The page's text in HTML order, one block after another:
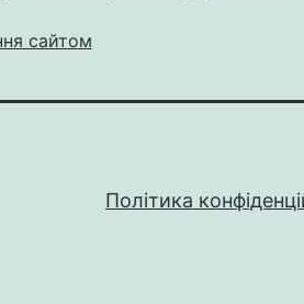
сайтом
Політика